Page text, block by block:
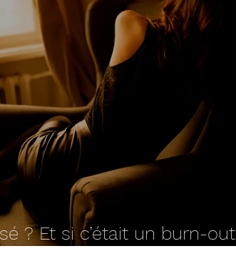
? Et si c’était un burn-out